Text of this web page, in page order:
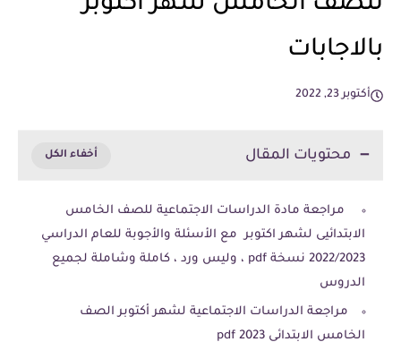
للصف الخامس شهر اكتوبر
بالاجابات
أكتوبر 23, 2022
محتويات المقال
مراجعة مادة الدراسات الاجتماعية للصف الخامس
الابتدائيى لشهر اكتوبر مع الأسئلة والأجوبة للعام الدراسي
2022/2023 نسخة pdf ، وليس ورد ، كاملة وشاملة لجميع
الدروس
مراجعة الدراسات الاجتماعية لشهر أكتوبر الصف
الخامس الابتدائي pdf 2023